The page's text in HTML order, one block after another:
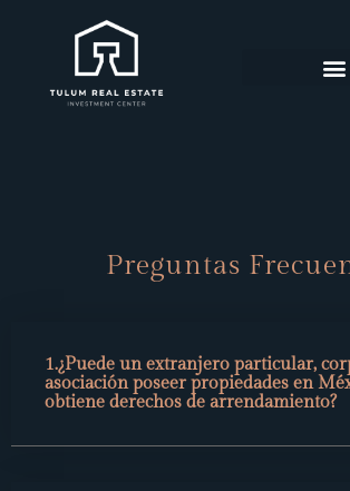
Preguntas
1.¿Puede un extranjero particular,
asociación poseer propiedades en
obtiene derechos de arrendamiento?